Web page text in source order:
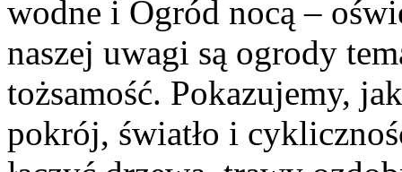
wodne i Ogród nocą –
naszej uwagi są ogrody
tożsamość. Pokazujemy,
pokrój, światło i